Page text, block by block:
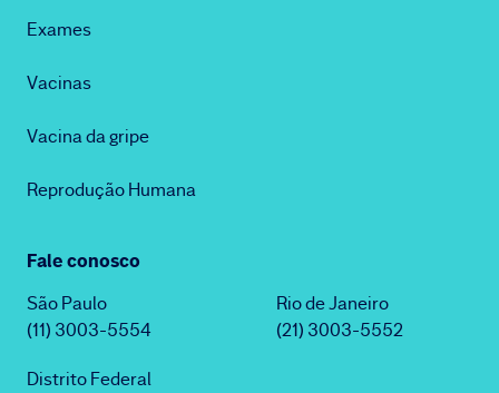
Exames
Vacinas
Vacina da gripe
Reprodução Humana
Fale conosco
São Paulo
(11) 3003-5554
Rio de Janeiro
(21) 3003-5552
Distrito Federal